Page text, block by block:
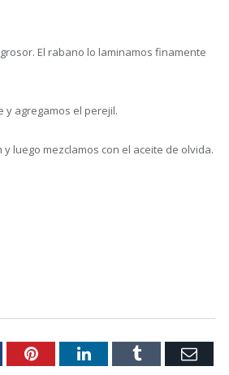
El rabano lo laminamos finamente
y agregamos el perejil.
luego mezclamos con el aceite de olvida.
PinterestLinkedInTumblr Email